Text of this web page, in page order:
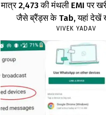
मात्र ₹2,473 की मंथली EMI पर
जैसे ब्रैंड्स के Tab, यहां देखें
VIVEK YADAV